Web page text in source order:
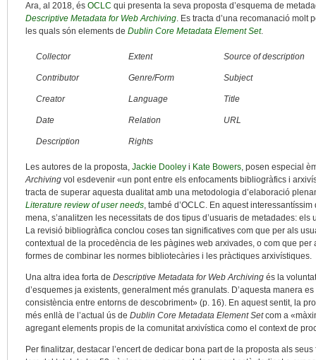
Ara, al 2018, és OCLC qui presenta la seva proposta d’esquema de
Descriptive Metadata for Web Archiving. Es tracta d’una recomanació molt
les quals són elements de Dublin Core Metadata Element Set.
Collector Extent Source of description
Contributor Genre/Form Subject
Creator Language Title
Date Relation URL
Description Rights
Les autores de la proposta, Jackie Dooley i Kate Bowers, posen especial
Archiving vol esdevenir «un pont entre els enfocaments bibliogràfics i
tracta de superar aquesta dualitat amb una metodologia d’elaboració
Literature review of user needs, també d’OCLC. En aquest
mena, s’analitzen les necessitats de dos tipus d’usuaris de metadades:
La revisió bibliogràfica conclou coses tan significatives com que per als
contextual de la procedència de les pàgines web arxivades, o com que
formes de combinar les normes bibliotecàries i les pràctiques arxivístiques.
Una altra idea forta de Descriptive Metadata for Web Archiving és la
d’esquemes ja existents, generalment més granulats. D’aquesta manera
consistència entre entorns de descobriment» (p. 16). En aquest sentit, la
més enllà de l’actual ús de Dublin Core Metadata Element Setcom a
agregant elements propis de la comunitat arxivística como el context de
Per finalitzar, destacar l’encert de dedicar bona part de la proposta als